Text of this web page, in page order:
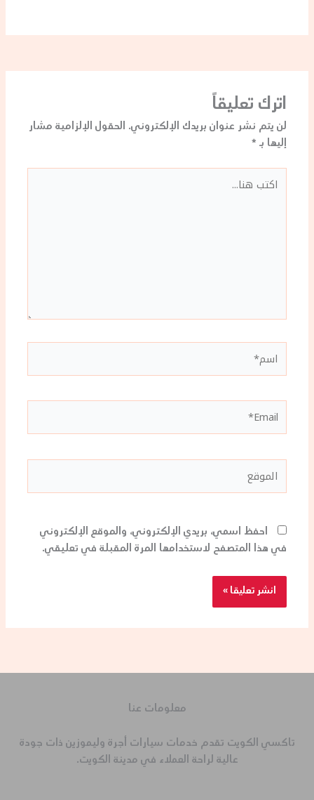
اترك تعليقاً
لن يتم نشر عنوان بريدك الإلكتروني. الحقول الإلزامية مشار
إليها بـ *
اكتب
هنا...
احفظ اسمي، بريدي الإلكتروني، والموقع الإلكتروني
في هذا المتصفح لاستخدامها المرة المقبلة في تعليقي.
معلومات عنا
تاكسي الكويت تقدم خدمات سيارات أجرة وليموزين ذات جودة
عالية لراحة العملاء في مدينة الكويت.